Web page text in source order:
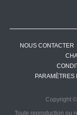
NOUS CONTACTER
PARAMÈTRES
Copyright
Toute reproduction ou